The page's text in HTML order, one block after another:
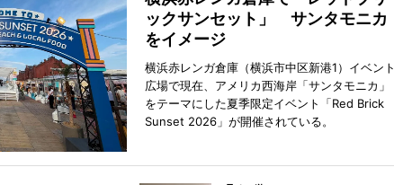
ックサンセット」 サンタモニカ
をイメージ
横浜赤レンガ倉庫（横浜市中区新港1）イベント
広場で現在、アメリカ西海岸「サンタモニカ」
をテーマにした夏季限定イベント「Red Brick
Sunset 2026」が開催されている。